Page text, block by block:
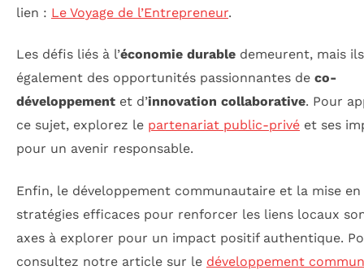
lien : Le Voyage de l’Entrepreneur.
Les défis liés à l’économie durable demeurent, mais
également des opportunités passionnantes de co-
développement et d’innovation collaborative. Pour
ce sujet, explorez le partenariat public-privé et ses
pour un avenir responsable.
Enfin, le développement communautaire et la mise en
stratégies efficaces pour renforcer les liens locaux
axes à explorer pour un impact positif authentique.
consultez notre article sur le développement